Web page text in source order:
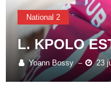
National 2
L. KPOLO
Yoann Bossy – 23